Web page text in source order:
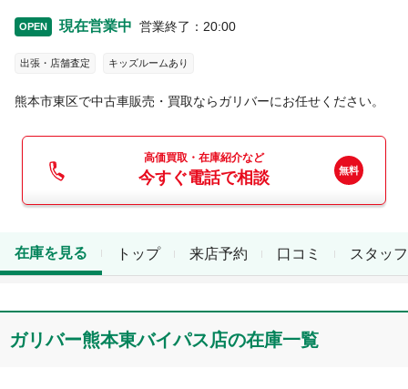
OPEN 現在営業中 営業終了 ： 20:00
出張・店舗査定 キッズルームあり
熊本市東区で中古車販売・買取ならガリバーにお任せください。
高価買取・在庫紹介など
今すぐ電話で相談
トップ
在庫を見る 来店予約 口コミ スタッフ
ガリバー熊本東バイパス店の在庫一覧